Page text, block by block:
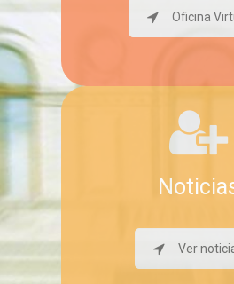
Oficina
Ver